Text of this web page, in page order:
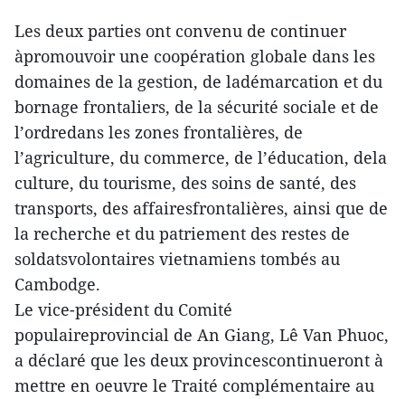
Les deux parties ont convenu de continuer
àpromouvoir une coopération globale dans les
domaines de la gestion, de ladémarcation et du
bornage frontaliers, de la sécurité sociale et de
l’ordredans les zones frontalières, de
l’agriculture, du commerce, de l’éducation, dela
culture, du tourisme, des soins de santé, des
transports, des affairesfrontalières, ainsi que de
la recherche et du patriement des restes de
soldatsvolontaires vietnamiens tombés au
Cambodge.
Le vice-président du Comité
populaireprovincial de An Giang, Lê Van Phuoc,
a déclaré que les deux provincescontinueront à
mettre en oeuvre le Traité complémentaire au